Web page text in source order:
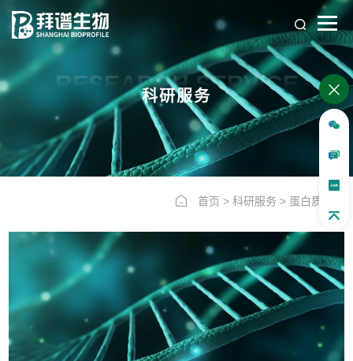
RESEARCH SERVICE
科研服务
首页 > 科研服务 > 蛋白质组学